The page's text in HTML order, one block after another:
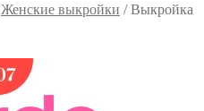
Женские выкройки /Выкройка